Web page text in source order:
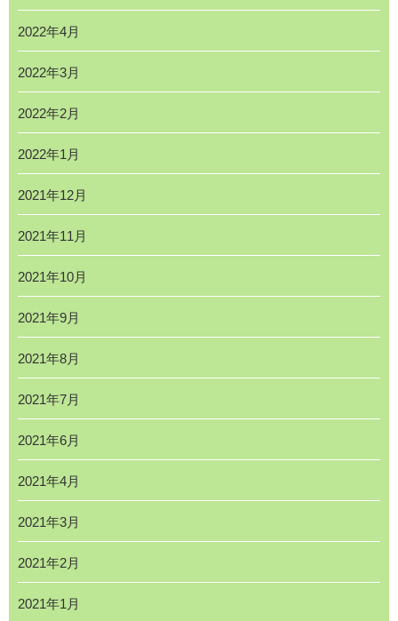
2022年4月
2022年3月
2022年2月
2022年1月
2021年12月
2021年11月
2021年10月
2021年9月
2021年8月
2021年7月
2021年6月
2021年4月
2021年3月
2021年2月
2021年1月